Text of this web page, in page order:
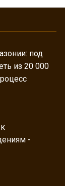
под
из 20 000
-